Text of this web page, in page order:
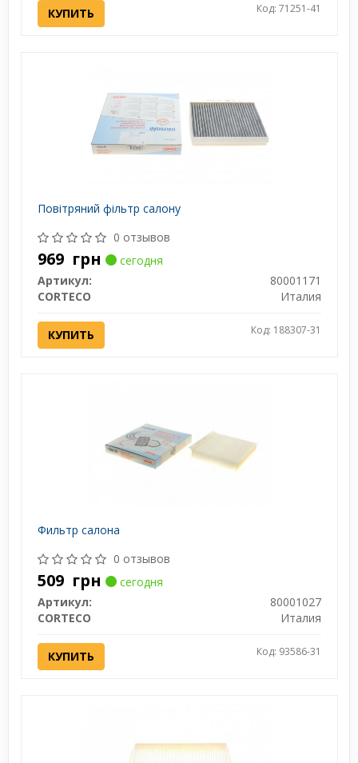
КУПИТЬ Код: 71251-41
Повітряний фільтр салону
0 отзывов
969 грн
сегодня
Артикул:
80001171
CORTECO
Италия
КУПИТЬ Код: 188307-31
Фильтр салона
0 отзывов
509 грн
сегодня
Артикул:
80001027
CORTECO
Италия
КУПИТЬ Код: 93586-31